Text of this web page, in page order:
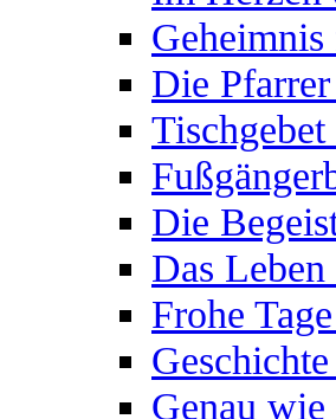
Die
Tischgebet
Die
Das
Frohe
Genau wie